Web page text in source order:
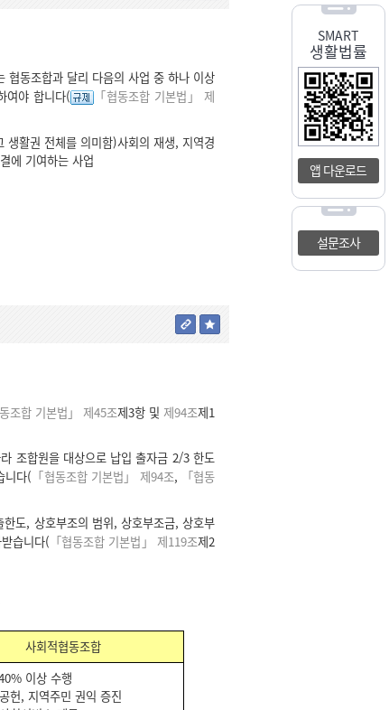
SMART
생활법률
앱 다운로드
설문조사
협동조합과 달리 다음의 사업 중 하나 이상
여야 합니다(
「협동조합 기본법」 제
생활권 전체를 의미함)사회의 재생, 지역경
에 기여하는 사업
조합 기본법」 제45조제3항 및 제94조제1
조합원을 대상으로 납입 출자금 2/3 한도
니다( 「협동조합 기본법」 제94조,
「협동
도, 상호부조의 범위, 상호부조금, 상호부
습니다( 「협동조합 기본법」 제119조제2
사회적협동조합
이상 수행
헌, 지역주민 권익 증진